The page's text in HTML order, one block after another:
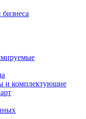
и комплектующие